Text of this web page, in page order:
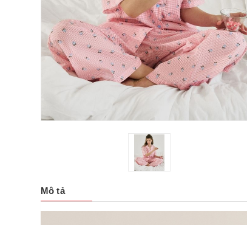
Mô tả